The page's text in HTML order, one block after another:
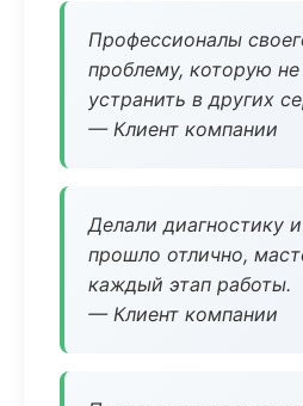
Профессионалы
проблему, которую
устранить в других
— Клиент компании
Делали диагностику
прошло отлично,
каждый этап работы.
— Клиент компании